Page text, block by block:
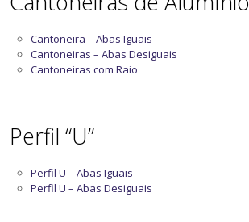
Cantoneira – Abas Iguais
Cantoneiras – Abas Desiguais
Cantoneiras com Raio
Perfil “U”
Perfil U – Abas Iguais
Perfil U – Abas Desiguais